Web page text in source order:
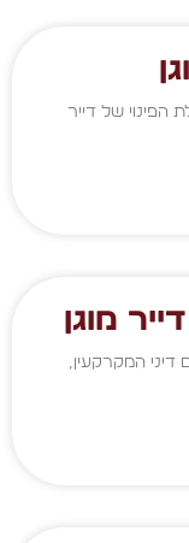
הפינוי של דייר
מוגן
המקרקעין,